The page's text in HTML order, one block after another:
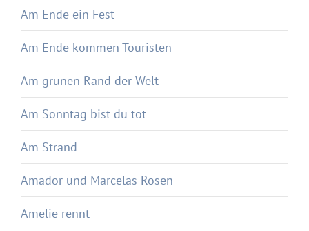
Am Ende ein Fest
Am Ende kommen Touristen
Am grünen Rand der Welt
Am Sonntag bist du tot
Am Strand
Amador und Marcelas Rosen
Amelie rennt